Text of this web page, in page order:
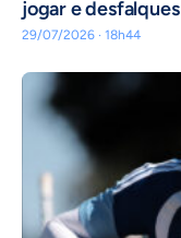
jogar e desfalques
29/07/2026 · 18h44